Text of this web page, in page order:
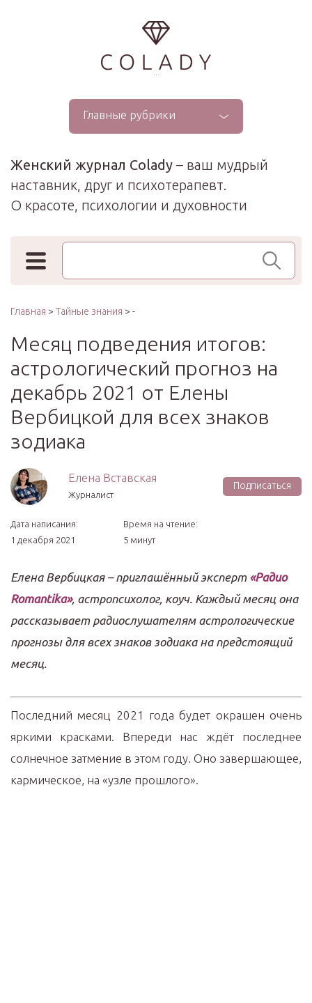
...
Главные рубрики
Женский журнал Colady – ваш мудрый
наставник, друг и психотерапевт.
О красоте, психологии и духовности
Поиск по сайту
Главная > Тайные знания > -
Месяц подведения итогов:
астрологический прогноз на
декабрь 2021 от Елены
Вербицкой для всех знаков
зодиака
Елена Вставская
Журналист
Подписаться
Дата написания:
1 декабря 2021
Время на чтение:
5 минут
Елена Вербицкая – приглашённый эксперт «Радио
Romantika», астропсихолог, коуч. Каждый месяц она
рассказывает радиослушателям астрологические
прогнозы для всех знаков зодиака на предстоящий
месяц.
Последний месяц 2021 года будет окрашен очень
яркими красками. Впереди нас ждёт последнее
солнечное затмение в этом году. Оно завершающее,
кармическое, на «узле прошлого».